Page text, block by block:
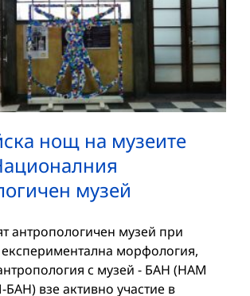
нощ на музеите
музей
антропологичен музей при
експериментална морфология,
с музей - БАН (НАМ
взе активно участие в